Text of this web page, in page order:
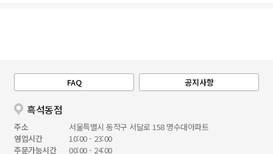
FAQ 공지사항
흑석동점
주소
서울특별시 동작구 서달로 158 명수대아파트
영업시간
10:00 - 23:00
주문가능시간
00:00 - 24:00